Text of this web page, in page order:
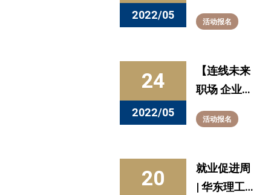
2022/05
实习生招
聘！
活动报名
24
2022/05
【连线未来
职场 企业直
播系列活
动】5月24
“接入”海康
威视，开启
活动报名
20
就业促进周
| 华东理工